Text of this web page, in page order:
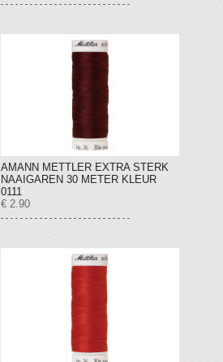
AMANN METTLER EXTRA STERK
NAAIGAREN 30 METER KLEUR
0111
€ 2.90